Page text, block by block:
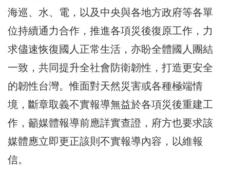
海巡、水、電，以及中央與各地方政府等各單
位持續通力合作，推進各項災後復原工作，力
求儘速恢復國人正常生活，亦盼全體國人團結
一致，共同提升全社會防衛韌性，打造更安全
的韌性台灣。惟面對天然災害或各種極端情
境，斷章取義不實報導無益於各項災後重建工
作，籲媒體報導前應詳實查證，府方也要求該
媒體應立即更正該則不實報導內容，以維報
信。